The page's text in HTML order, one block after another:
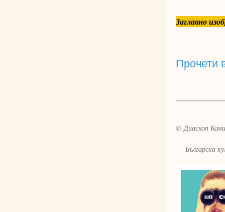
Заглавно
Прочети
© Диаскоп
Българска